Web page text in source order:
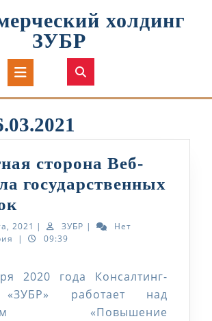
холдинг
ЗУБР
Кнопка
Открыть
сторона Веб-
государственных
сторона
Веб-
государственных
закупок
2021 26
марта,
| ЗУБР ЗУБР
|
Нет
| 09:39
2020 года Консалтинг-
работает над
«Повышение